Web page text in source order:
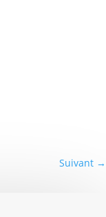
Suivant →